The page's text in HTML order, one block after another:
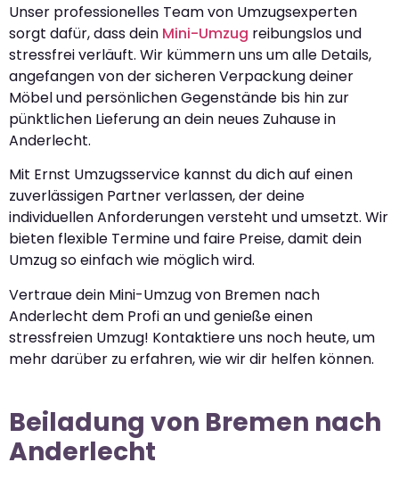
Unser professionelles Team von Umzugsexperten
sorgt dafür, dass dein Mini-Umzug reibungslos und
stressfrei verläuft. Wir kümmern uns um alle Details,
angefangen von der sicheren Verpackung deiner
Möbel und persönlichen Gegenstände bis hin zur
pünktlichen Lieferung an dein neues Zuhause in
Anderlecht.
Mit Ernst Umzugsservice kannst du dich auf einen
zuverlässigen Partner verlassen, der deine
individuellen Anforderungen versteht und umsetzt. Wir
bieten flexible Termine und faire Preise, damit dein
Umzug so einfach wie möglich wird.
Vertraue dein Mini-Umzug von Bremen nach
Anderlecht dem Profi an und genieße einen
stressfreien Umzug! Kontaktiere uns noch heute, um
mehr darüber zu erfahren, wie wir dir helfen können.
Beiladung von Bremen nach
Anderlecht